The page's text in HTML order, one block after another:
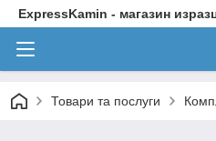
ExpressKamin - магазин
Товари та послуги